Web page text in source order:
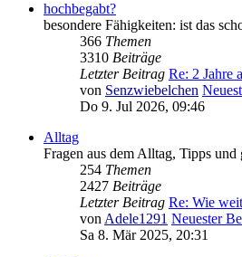
hochbegabt?
besondere Fähigkeiten: ist das
366 Themen
3310 Beiträge
Letzter Beitrag Re: 2 Jahre
von Senzwiebelchen
Do 9. Jul 2026, 09:46
Alltag
Fragen aus dem Alltag, Tipps und
254 Themen
2427 Beiträge
Letzter Beitrag Re: Wie
vonAdele1291 Neuester
Sa 8. Mär 2025, 20:31